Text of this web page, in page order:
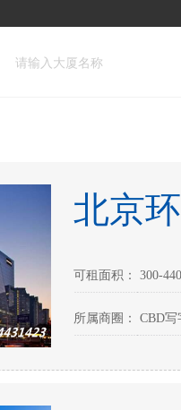
北京
可租面积： 300-
所属商圈： CBD写